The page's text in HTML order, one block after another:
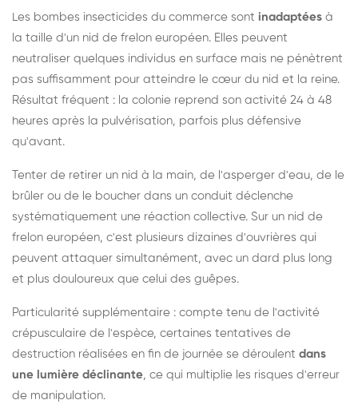
Les bombes insecticides du commerce sont inadaptées à
la taille d'un nid de frelon européen. Elles peuvent
neutraliser quelques individus en surface mais ne pénètrent
pas suffisamment pour atteindre le cœur du nid et la reine.
Résultat fréquent : la colonie reprend son activité 24 à 48
heures après la pulvérisation, parfois plus défensive
qu'avant.
Tenter de retirer un nid à la main, de l'asperger d'eau, de le
brûler ou de le boucher dans un conduit déclenche
systématiquement une réaction collective. Sur un nid de
frelon européen, c'est plusieurs dizaines d'ouvrières qui
peuvent attaquer simultanément, avec un dard plus long
et plus douloureux que celui des guêpes.
Particularité supplémentaire : compte tenu de l'activité
crépusculaire de l'espèce, certaines tentatives de
destruction réalisées en fin de journée se déroulent dans
une lumière déclinante, ce qui multiplie les risques d'erreur
de manipulation.